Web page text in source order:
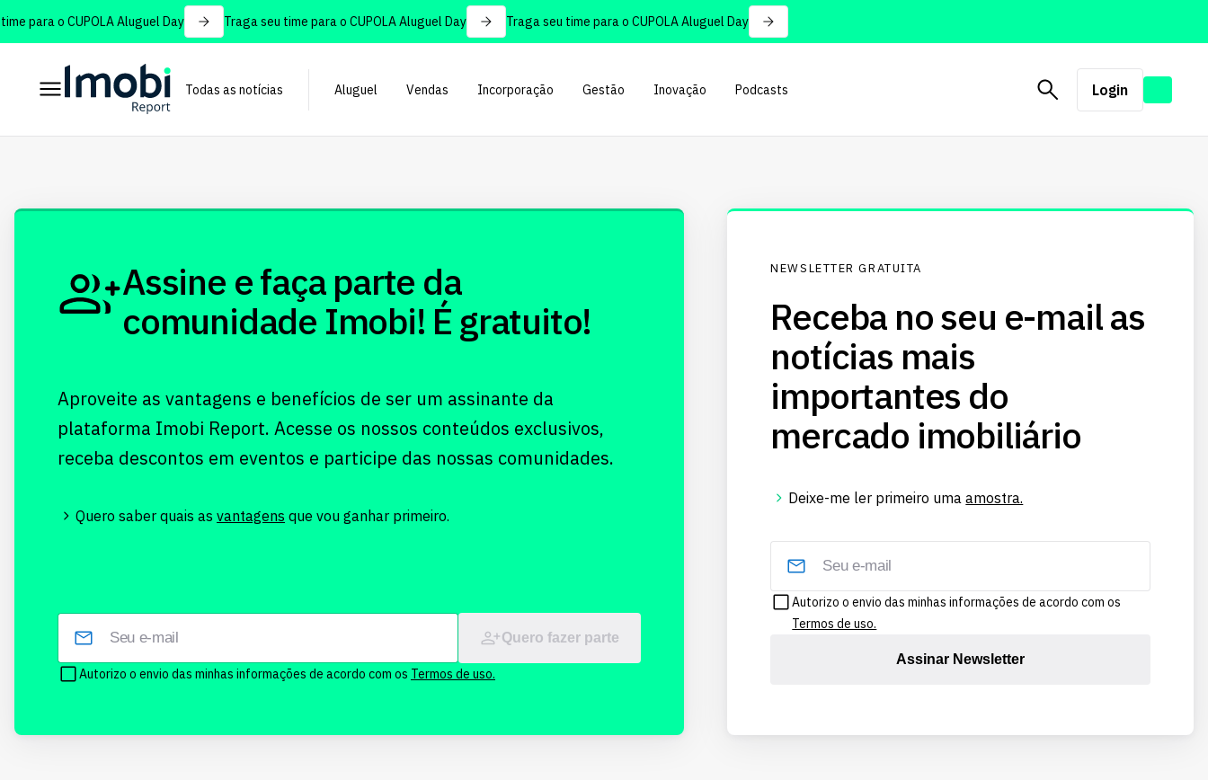
para o CUPOLA Aluguel Day Traga seu time para o CUPOLA Aluguel Day Traga seu time para o CUPOLA Aluguel Day
Todas as notícias Aluguel Vendas Incorporação Gestão Inovação Podcasts Login
Assine e faça parte da
comunidade Imobi! É gratuito!
Aproveite as vantagens e benefícios de ser um assinante da
plataforma Imobi Report. Acesse os nossos conteúdos exclusivos,
receba descontos em eventos e participe das nossas comunidades.
Quero saber quais as vantagens que vou ganhar primeiro.
Quero fazer parte
Autorizo o envio das minhas informações de acordo com os Termos de uso.
NEWSLETTER GRATUITA
Receba no seu e-mail as
notícias mais
importantes do
mercado imobiliário
Deixe-me ler primeiro umaamostra.
Autorizo o envio das minhas informações de acordo com os
Termos de uso.
Assinar Newsletter